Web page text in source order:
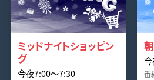
ミッドナイトショッピン
グ
今夜7:00〜7:30
番